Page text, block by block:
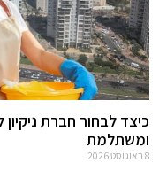
כיצד לבחור חברת
ומשתלמת
8 באוגוסט 2026